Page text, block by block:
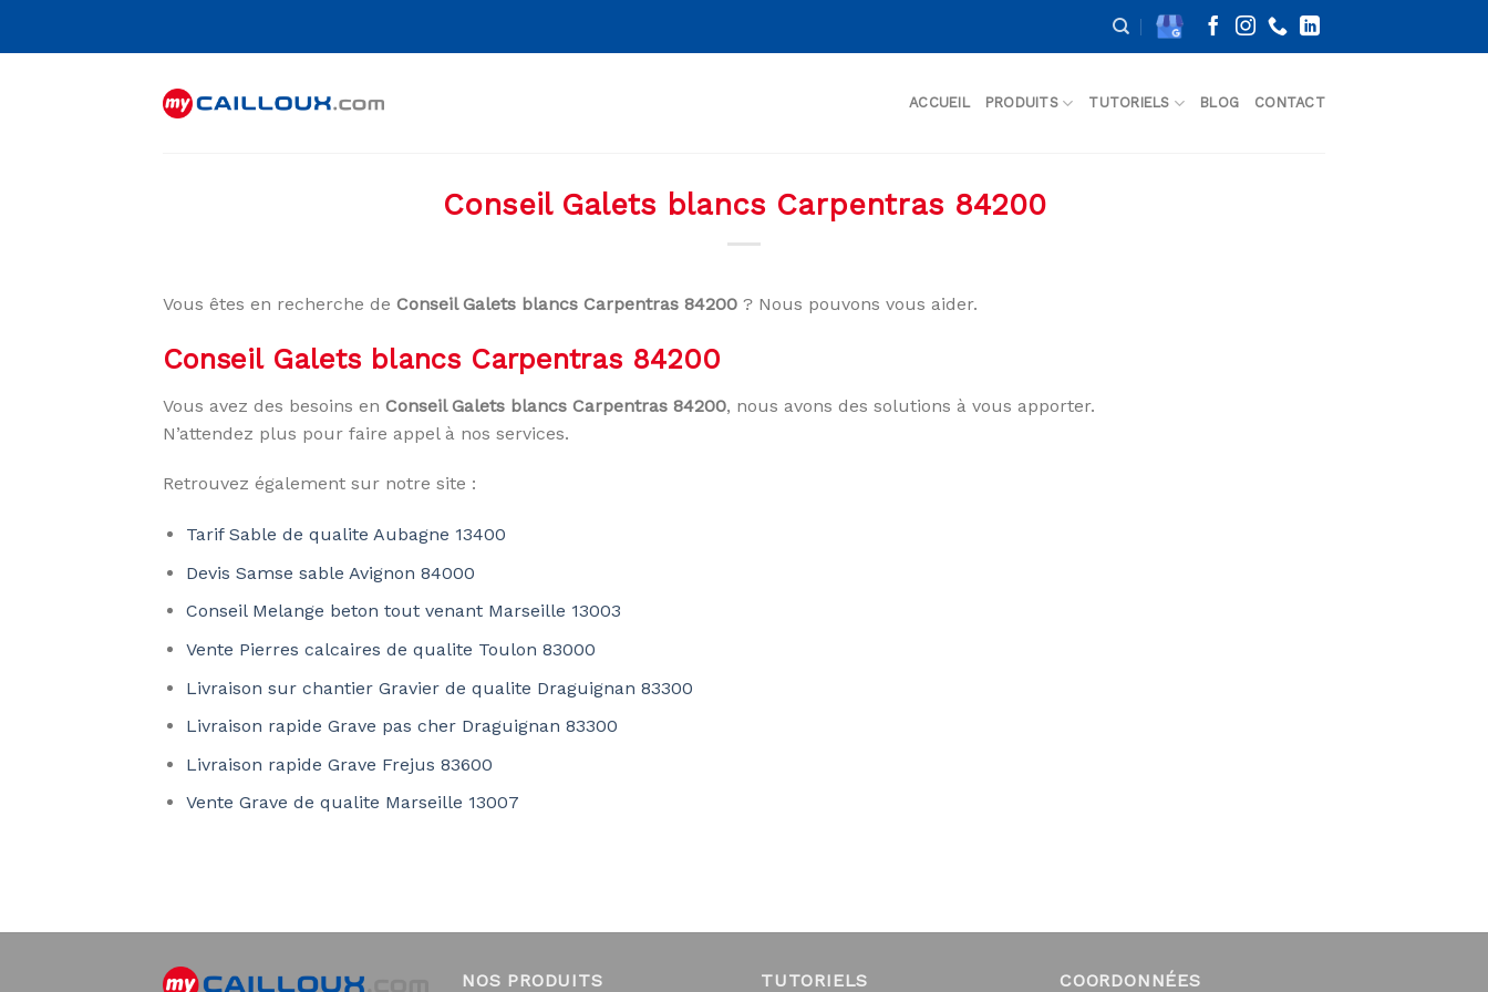
ACCUEIL PRODUITS TUTORIELS BLOG CONTACT
Conseil Galets blancs Carpentras 84200
Vous êtes en recherche de Conseil Galets blancs Carpentras 84200 ? Nous pouvons vous aider.
Conseil Galets blancs Carpentras 84200
Vous avez des besoins en Conseil Galets blancs Carpentras 84200, nous avons des solutions à vous apporter.
N’attendez plus pour faire appel à nos services.
Retrouvez également sur notre site :
Tarif Sable de qualite Aubagne 13400
Devis Samse sable Avignon 84000
Conseil Melange beton tout venant Marseille 13003
Vente Pierres calcaires de qualite Toulon 83000
Livraison sur chantier Gravier de qualite Draguignan 83300
Livraison rapide Grave pas cher Draguignan 83300
Livraison rapide Grave Frejus 83600
Vente Grave de qualite Marseille 13007
NOS PRODUITS TUTORIELS COORDONNÉES